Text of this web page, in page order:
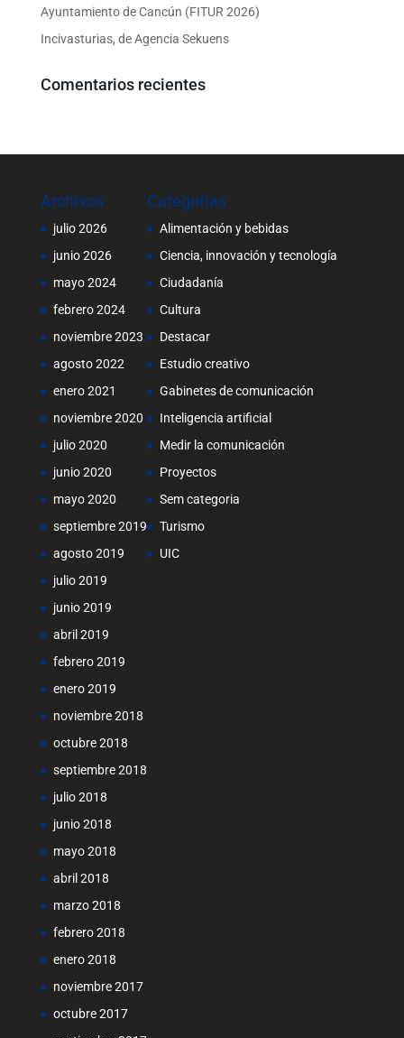
Ayuntamiento de Cancún (FITUR 2026)
Incivasturias, de Agencia Sekuens
Comentarios recientes
Archivos
julio 2026
junio 2026
mayo 2024
febrero 2024
noviembre 2023
agosto 2022
enero 2021
noviembre 2020
julio 2020
junio 2020
mayo 2020
septiembre 2019
agosto 2019
julio 2019
junio 2019
abril 2019
febrero 2019
enero 2019
noviembre 2018
octubre 2018
septiembre 2018
julio 2018
junio 2018
mayo 2018
abril 2018
marzo 2018
febrero 2018
enero 2018
noviembre 2017
octubre 2017
Categorías
Alimentación y bebidas
Ciencia, innovación y tecnología
Ciudadanía
Cultura
Destacar
Estudio creativo
Gabinetes de comunicación
Inteligencia artificial
Medir la comunicación
Proyectos
Sem categoria
Turismo
UIC